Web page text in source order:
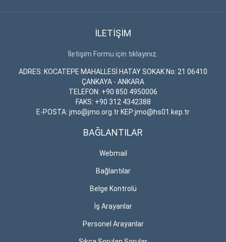
İLETİŞİM
İletişim Formu için tıklayınız.
ADRES: KOCATEPE MAHALLESİ HATAY SOKAK No: 21 06410
ÇANKAYA - ANKARA
TELEFON: +90 850 4950006
FAKS: +90 312 4342388
E-POSTA: jmo@jmo.org.tr KEP:jmo@hs01.kep.tr
BAĞLANTILAR
Webmail
Bağlantılar
Belge Kontrolü
İş Arayanlar
Personel Arayanlar